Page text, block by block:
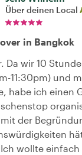
Über deinen Local
in Bangkok
Da wir 10
11:30pm) und
habe ich einen
der
wollte